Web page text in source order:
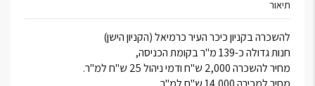
תיאור
להשכרה בקניון כיכר העיר כרמיאל (הקניון הישן)
חנות גדולה כ-139 מ"ר בקומת הכניסה,
מחיר להשכרה 2,000 ש"ח ודמי ניהול 25 ש"ח למ"ר.